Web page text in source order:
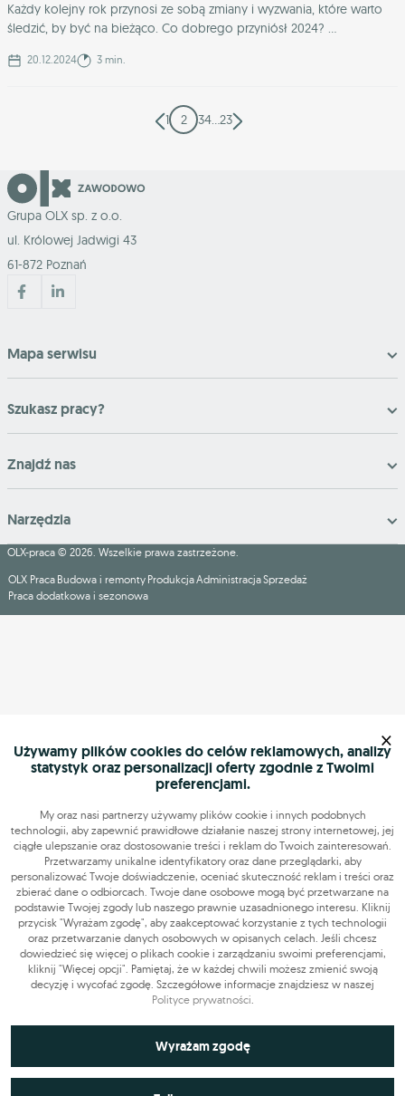
Każdy kolejny rok przynosi ze sobą zmiany i wyzwania, które warto
śledzić, by być na bieżąco. Co dobrego przyniósł 2024? ...
20.12.2024 3 min.
1 2 34…23
Grupa OLX sp. z o.o.
ul. Królowej Jadwigi 43
61-872 Poznań
Mapa serwisu
Szukasz pracy?
Znajdź nas
Narzędzia
OLX-praca © 2026. Wszelkie prawa zastrzeżone.
OLX Praca Budowa i remonty ProdukcjaAdministracjaSprzedaż
Praca dodatkowa i sezonowa
Używamy plików cookies do celów reklamowych, analizy
statystyk oraz personalizacji oferty zgodnie z Twoimi
preferencjami.
My oraz nasi partnerzy używamy plików cookie i innych podobnych
technologii, aby zapewnić prawidłowe działanie naszej strony internetowej, jej
ciągłe ulepszanie oraz dostosowanie treści i reklam do Twoich zainteresowań.
Przetwarzamy unikalne identyfikatory oraz dane przeglądarki, aby
personalizować Twoje doświadczenie, oceniać skuteczność reklam i treści oraz
zbierać dane o odbiorcach. Twoje dane osobowe mogą być przetwarzane na
podstawie Twojej zgody lub naszego prawnie uzasadnionego interesu. Kliknij
przycisk "Wyrażam zgodę", aby zaakceptować korzystanie z tych technologii
oraz przetwarzanie danych osobowych w opisanych celach. Jeśli chcesz
dowiedzieć się więcej o plikach cookie i zarządzaniu swoimi preferencjami,
kliknij "Więcej opcji". Pamiętaj, że w każdej chwili możesz zmienić swoją
decyzję i wycofać zgodę. Szczegółowe informacje znajdziesz w naszej
Polityce prywatności.
Niezbędne do funkcjonowania strony
Technicznie niezbędne pliki cookie odgrywają kluczową rolę w
Wyrażam zgodę
×